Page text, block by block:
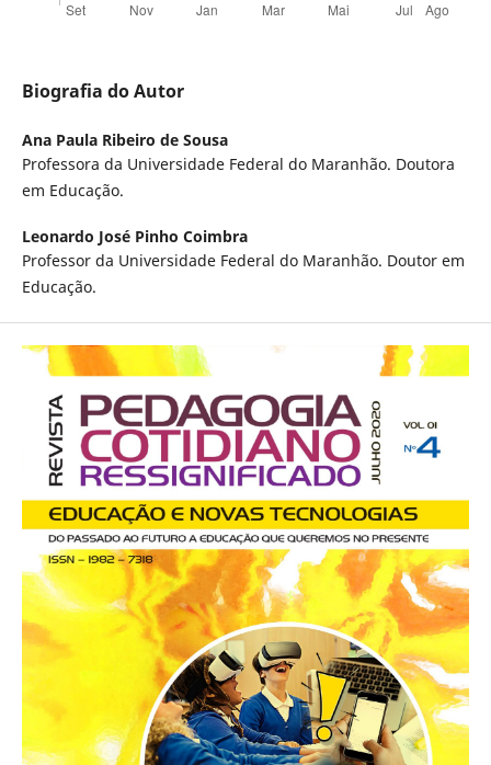
Biografia do Autor
Ana Paula Ribeiro de Sousa
Professora da Universidade Federal do Maranhão. Doutora
em Educação.
Leonardo José Pinho Coimbra
Professor da Universidade Federal do Maranhão. Doutor em
Educação.